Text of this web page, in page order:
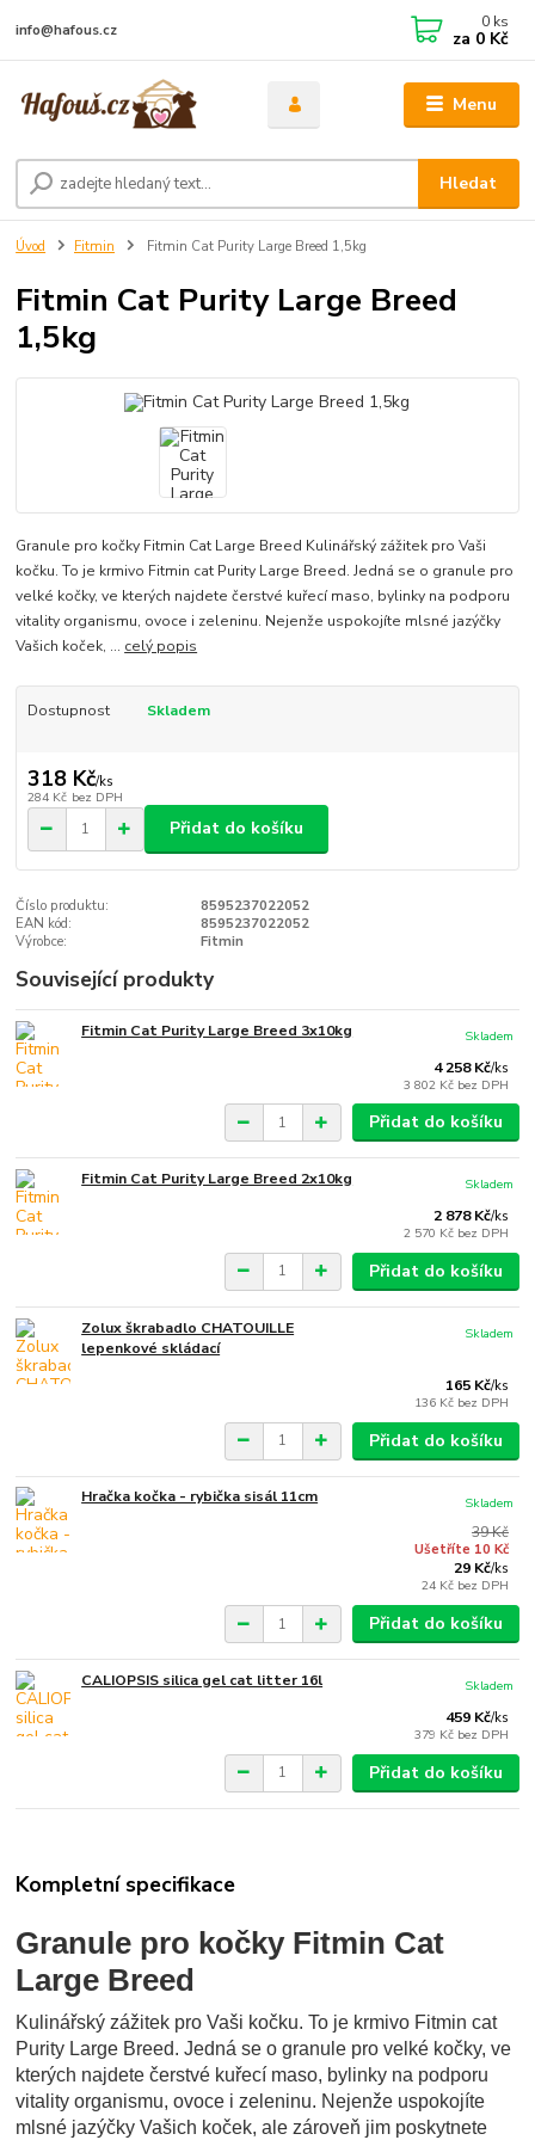
Menu
Hledat
info@hafous.cz 0 ks
za 0 Kč
Úvod Fitmin Fitmin Cat Purity Large Breed 1,5kg
Fitmin Cat Purity Large Breed
1,5kg
Granule pro kočky Fitmin Cat Large Breed Kulinářský zážitek pro Vaši
kočku. To je krmivo Fitmin cat Purity Large Breed. Jedná se o granule pro
velké kočky, ve kterých najdete čerstvé kuřecí maso, bylinky na podporu
vitality organismu, ovoce i zeleninu. Nejenže uspokojíte mlsné jazýčky
Vašich koček, ... celý popis
Dostupnost Skladem
318 Kč/ks
284 Kč bez DPH
Přidat do košíku
Číslo produktu:
8595237022052
EAN kód:
8595237022052
Výrobce:
Fitmin
Související produkty
Fitmin Cat Purity Large Breed 3x10kg
4 258 Kč/ks
3 802 Kč bez DPH
Skladem
Přidat do košíku
Fitmin Cat Purity Large Breed 2x10kg
2 878 Kč/ks
2 570 Kč bez DPH
Skladem
Přidat do košíku
Zolux škrabadlo CHATOUILLE
lepenkové skládací
165 Kč/ks
136 Kč bez DPH
Skladem
Přidat do košíku
Hračka kočka - rybička sisál 11cm
39 Kč
Ušetříte 10 Kč
29 Kč/ks
24 Kč bez DPH
Skladem
Přidat do košíku
CALIOPSIS silica gel cat litter 16l
459 Kč/ks
379 Kč bez DPH
Skladem
Přidat do košíku
Kompletní specifikace
Granule pro kočky Fitmin Cat
Large Breed
Kulinářský zážitek pro Vaši kočku. To je krmivo Fitmin cat
Purity Large Breed. Jedná se o granule pro velké kočky, ve
kterých najdete čerstvé kuřecí maso, bylinky na podporu
vitality organismu, ovoce i zeleninu. Nejenže uspokojíte
mlsné jazýčky Vašich koček, ale zároveň jim poskytnete